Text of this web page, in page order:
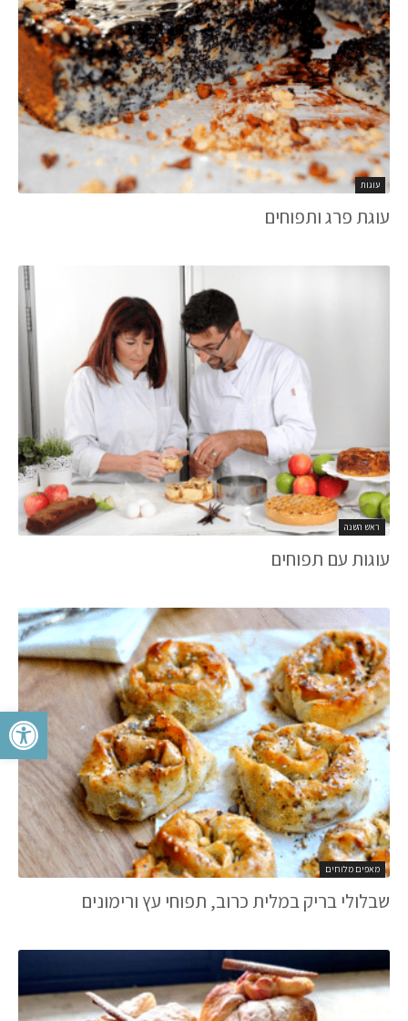
פתח
עוגות
עוגת פרג ותפוחים
ראש השנה
עוגות עם תפוחים
מאפים מלוחים
שבלולי בריק במלית כרוב, תפוחי עץ ורימונים